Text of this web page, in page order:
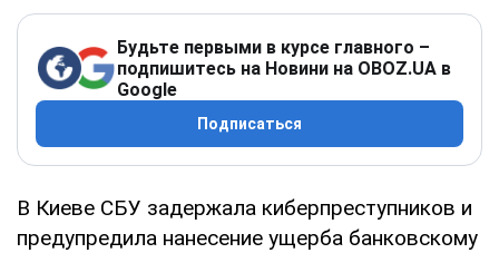
Будьте первыми в курсе главного –
подпишитесь на Новини на OBOZ.UA в
Google
Подписаться
В Киеве СБУ задержала киберпреступников и
предупредила нанесение ущерба банковскому